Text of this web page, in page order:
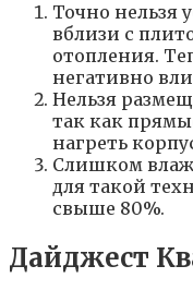
Точно нельзя
вблизи с
отопления.
негативно
Нельзя
так как
нагреть
Слишком
для такой
свыше 80%.
Дайджест